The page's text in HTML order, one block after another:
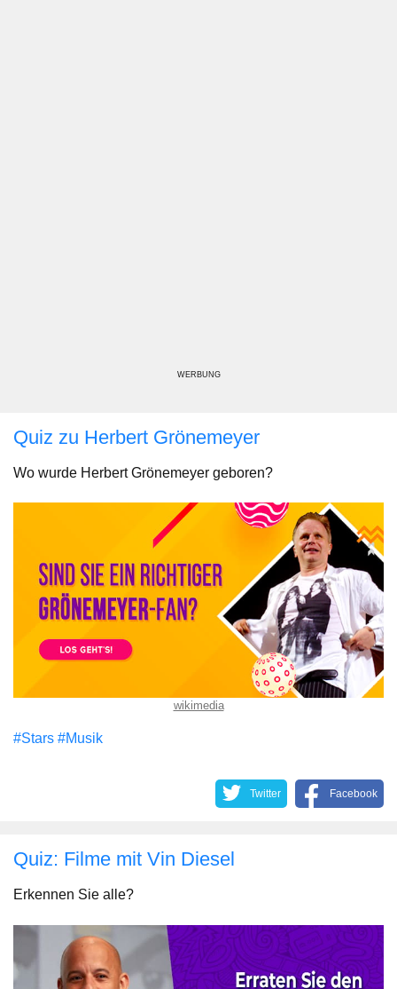
WERBUNG
Quiz zu Herbert Grönemeyer
Wo wurde Herbert Grönemeyer geboren?
wikimedia
#Stars #Musik
Twitter Facebook
Quiz: Filme mit Vin Diesel
Erkennen Sie alle?